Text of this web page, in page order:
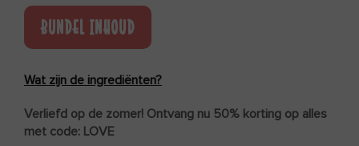
BUNDEL INHOUD
Wat zijn de ingrediënten?
Verliefd op de zomer! Ontvang nu 50% korting op alles
met code: LOVE